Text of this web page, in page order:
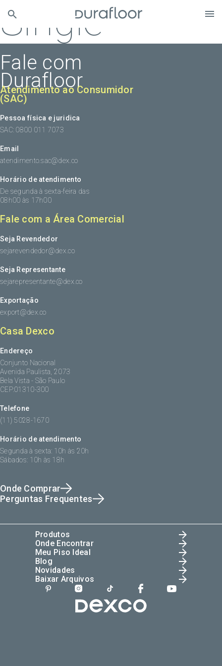
Single
Fale com
Durafloor
Atendimento ao Consumidor
(SAC)
Pessoa física e juridica
SAC: 0800 011 7073
Email
atendimento.sac@dex.co
Horário de atendimento
De segunda à sexta-feira das
08h00 às 17h00
Fale com a Área Comercial
Seja Revendedor
sejarevendedor@dex.co
Seja Representante
sejarepresentante@dex.co
Exportação
export@dex.co
Casa Dexco
Endereço
Conjunto Nacional
Avenida Paulista, 2073
Bela Vista - São Paulo
CEP:01310-300
Telefone
(11) 5028-1670
Horário de atendimento
Segunda à sexta: 10h às 20h
Sábados: 10h às 18h
Onde Comprar
Perguntas Frequentes
Produtos
Onde Encontrar
Meu Piso Ideal
Blog
Novidades
Baixar Arquivos